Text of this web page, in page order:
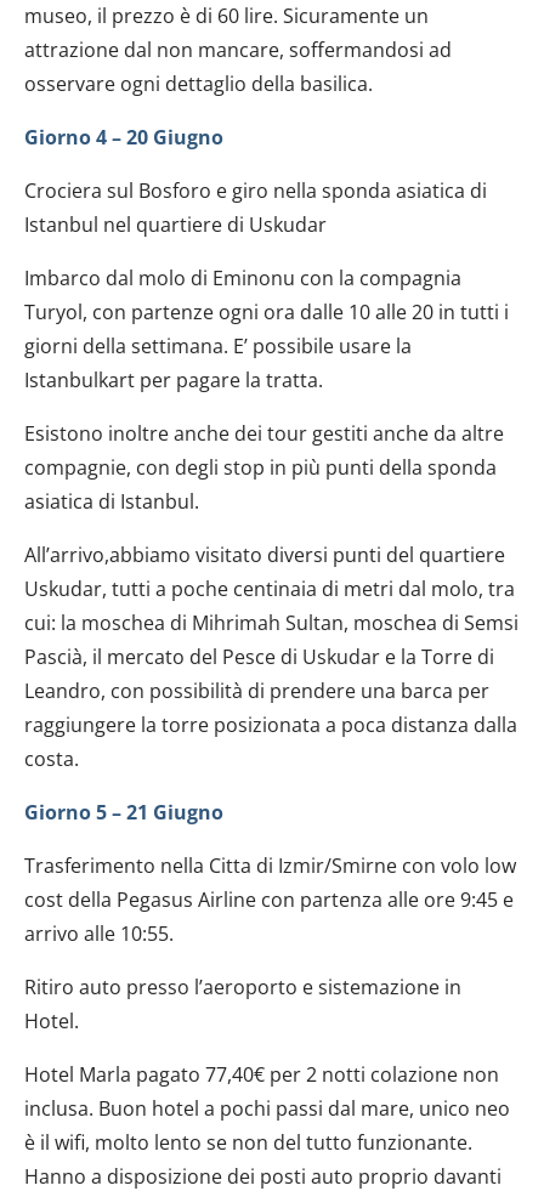
museo, il prezzo è di 60 lire. Sicuramente un
attrazione dal non mancare, soffermandosi ad
osservare ogni dettaglio della basilica.
Giorno 4 – 20 Giugno
Crociera sul Bosforo e giro nella sponda asiatica di
Istanbul nel quartiere di Uskudar
Imbarco dal molo di Eminonu con la compagnia
Turyol, con partenze ogni ora dalle 10 alle 20 in tutti i
giorni della settimana. E’ possibile usare la
Istanbulkart per pagare la tratta.
Esistono inoltre anche dei tour gestiti anche da altre
compagnie, con degli stop in più punti della sponda
asiatica di Istanbul.
All’arrivo,abbiamo visitato diversi punti del quartiere
Uskudar, tutti a poche centinaia di metri dal molo, tra
cui: la moschea di Mihrimah Sultan, moschea di Semsi
Pascià, il mercato del Pesce di Uskudar e la Torre di
Leandro, con possibilità di prendere una barca per
raggiungere la torre posizionata a poca distanza dalla
costa.
Giorno 5 – 21 Giugno
Trasferimento nella Citta di Izmir/Smirne con volo low
cost della Pegasus Airline con partenza alle ore 9:45 e
arrivo alle 10:55.
Ritiro auto presso l’aeroporto e sistemazione in
Hotel.
Hotel Marla pagato 77,40€ per 2 notti colazione non
inclusa. Buon hotel a pochi passi dal mare, unico neo
è il wifi, molto lento se non del tutto funzionante.
Hanno a disposizione dei posti auto proprio davanti